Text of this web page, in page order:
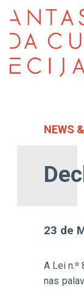
NEWS
23 de
A Lei
nas